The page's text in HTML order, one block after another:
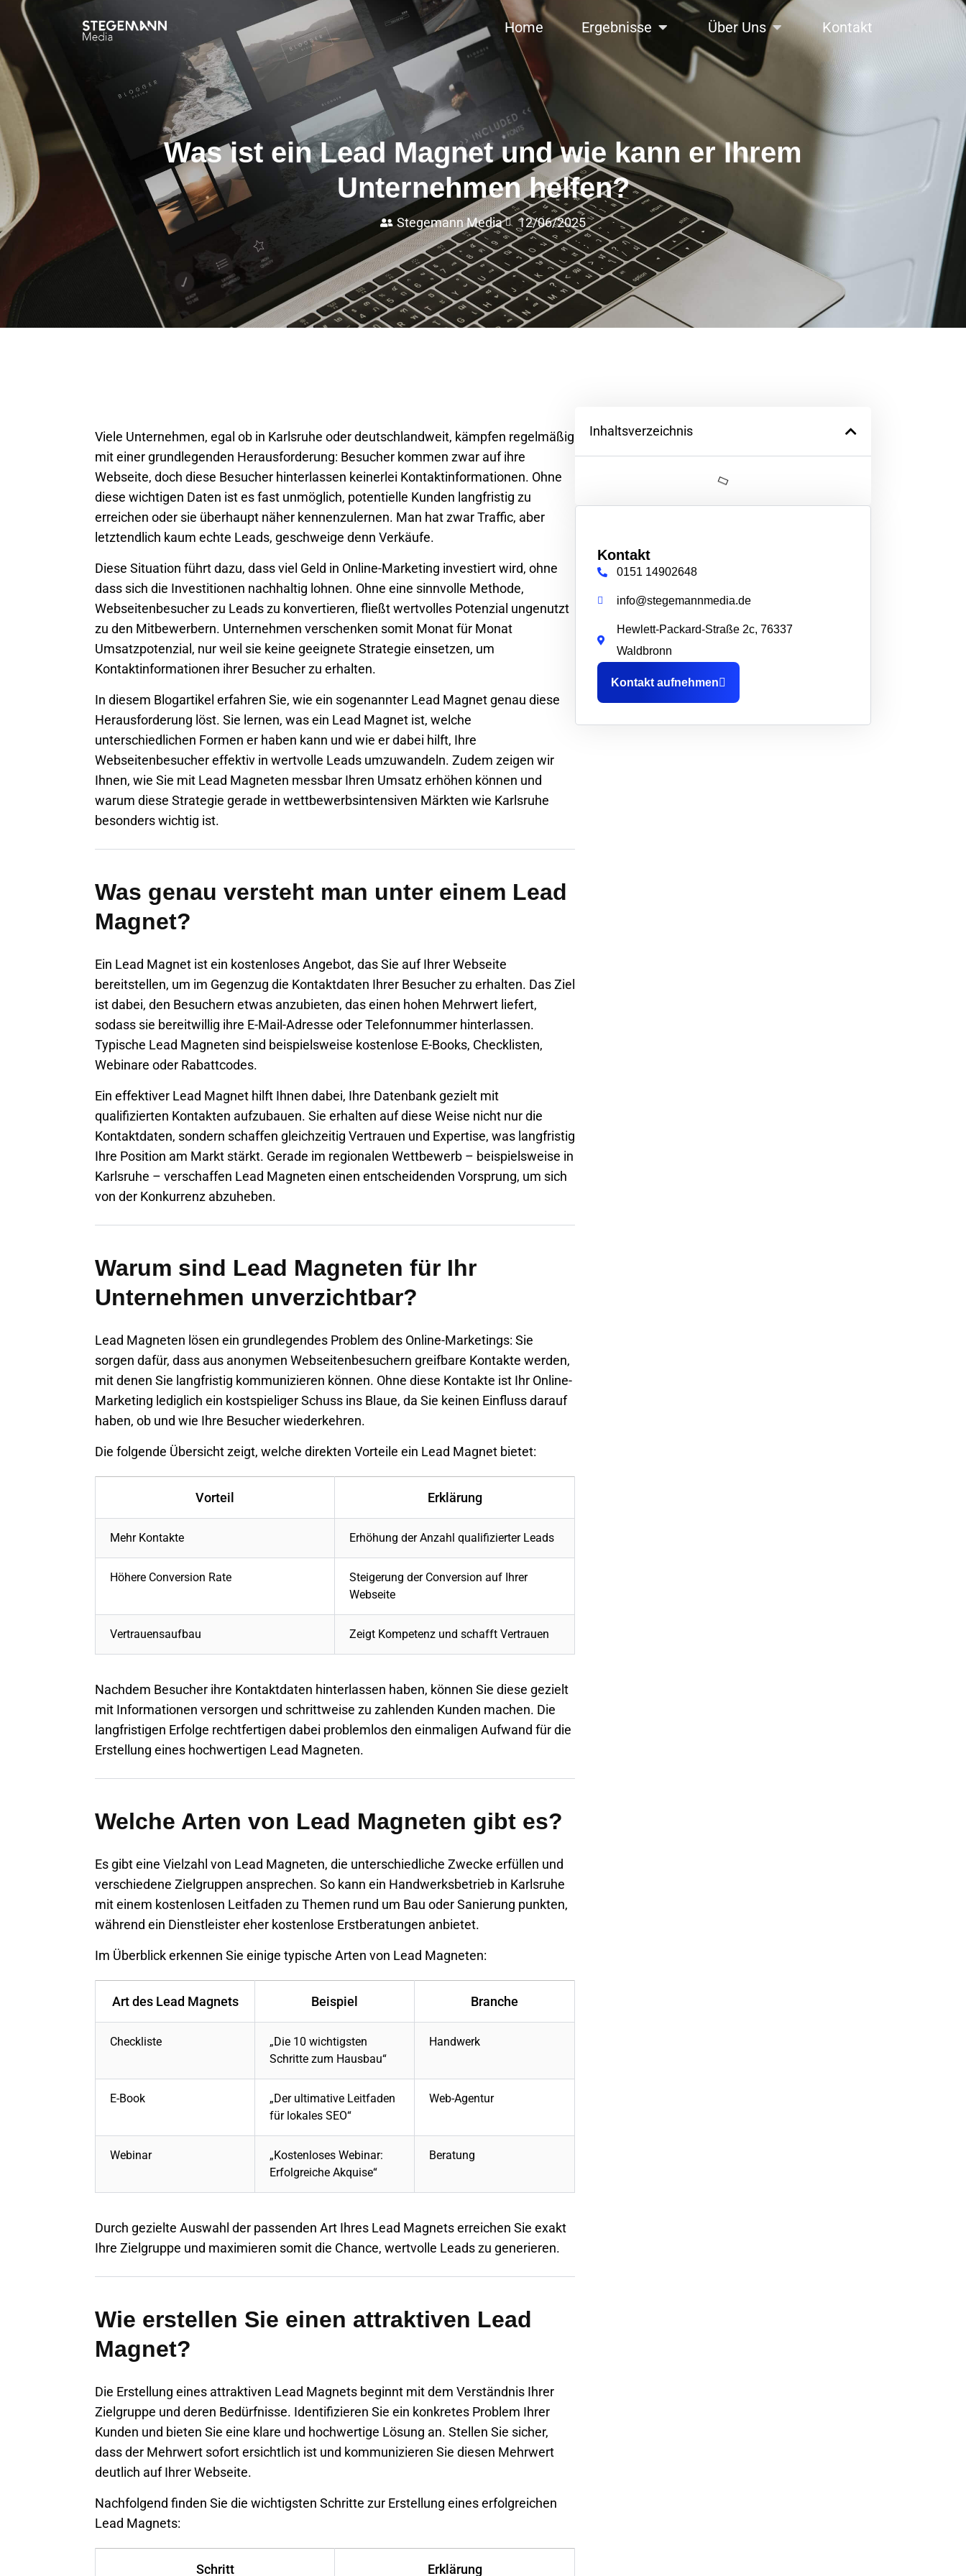
Home Ergebnisse Über Uns Kontakt
Was ist ein Lead Magnet und wie kann er Ihrem
Unternehmen helfen?
Stegemann Media 12/06/2025
Viele Unternehmen, egal ob in Karlsruhe oder deutschlandweit, kämpfen regelmäßig
mit einer grundlegenden Herausforderung: Besucher kommen zwar auf ihre
Webseite, doch diese Besucher hinterlassen keinerlei Kontaktinformationen. Ohne
diese wichtigen Daten ist es fast unmöglich, potentielle Kunden langfristig zu
erreichen oder sie überhaupt näher kennenzulernen. Man hat zwar Traffic, aber
letztendlich kaum echte Leads, geschweige denn Verkäufe.
Diese Situation führt dazu, dass viel Geld in Online-Marketing investiert wird, ohne
dass sich die Investitionen nachhaltig lohnen. Ohne eine sinnvolle Methode,
Webseitenbesucher zu Leads zu konvertieren, fließt wertvolles Potenzial ungenutzt
zu den Mitbewerbern. Unternehmen verschenken somit Monat für Monat
Umsatzpotenzial, nur weil sie keine geeignete Strategie einsetzen, um
Kontaktinformationen ihrer Besucher zu erhalten.
In diesem Blogartikel erfahren Sie, wie ein sogenannter Lead Magnet genau diese
Herausforderung löst. Sie lernen, was ein Lead Magnet ist, welche
unterschiedlichen Formen er haben kann und wie er dabei hilft, Ihre
Webseitenbesucher effektiv in wertvolle Leads umzuwandeln. Zudem zeigen wir
Ihnen, wie Sie mit Lead Magneten messbar Ihren Umsatz erhöhen können und
warum diese Strategie gerade in wettbewerbsintensiven Märkten wie Karlsruhe
besonders wichtig ist.
Was genau versteht man unter einem Lead
Magnet?
Ein Lead Magnet ist ein kostenloses Angebot, das Sie auf Ihrer Webseite
bereitstellen, um im Gegenzug die Kontaktdaten Ihrer Besucher zu erhalten. Das Ziel
ist dabei, den Besuchern etwas anzubieten, das einen hohen Mehrwert liefert,
sodass sie bereitwillig ihre E-Mail-Adresse oder Telefonnummer hinterlassen.
Typische Lead Magneten sind beispielsweise kostenlose E-Books, Checklisten,
Webinare oder Rabattcodes.
Ein effektiver Lead Magnet hilft Ihnen dabei, Ihre Datenbank gezielt mit
qualifizierten Kontakten aufzubauen. Sie erhalten auf diese Weise nicht nur die
Kontaktdaten, sondern schaffen gleichzeitig Vertrauen und Expertise, was langfristig
Ihre Position am Markt stärkt. Gerade im regionalen Wettbewerb – beispielsweise in
Karlsruhe – verschaffen Lead Magneten einen entscheidenden Vorsprung, um sich
von der Konkurrenz abzuheben.
Warum sind Lead Magneten für Ihr
Unternehmen unverzichtbar?
Lead Magneten lösen ein grundlegendes Problem des Online-Marketings: Sie
sorgen dafür, dass aus anonymen Webseitenbesuchern greifbare Kontakte werden,
mit denen Sie langfristig kommunizieren können. Ohne diese Kontakte ist Ihr Online-
Marketing lediglich ein kostspieliger Schuss ins Blaue, da Sie keinen Einfluss darauf
haben, ob und wie Ihre Besucher wiederkehren.
Die folgende Übersicht zeigt, welche direkten Vorteile ein Lead Magnet bietet:
Vorteil Erklärung
Mehr Kontakte Erhöhung der Anzahl qualifizierter Leads
Höhere Conversion Rate
Steigerung der Conversion auf Ihrer
Webseite
Vertrauensaufbau Zeigt Kompetenz und schafft Vertrauen
Nachdem Besucher ihre Kontaktdaten hinterlassen haben, können Sie diese gezielt
mit Informationen versorgen und schrittweise zu zahlenden Kunden machen. Die
langfristigen Erfolge rechtfertigen dabei problemlos den einmaligen Aufwand für die
Erstellung eines hochwertigen Lead Magneten.
Welche Arten von Lead Magneten gibt es?
Es gibt eine Vielzahl von Lead Magneten, die unterschiedliche Zwecke erfüllen und
verschiedene Zielgruppen ansprechen. So kann ein Handwerksbetrieb in Karlsruhe
mit einem kostenlosen Leitfaden zu Themen rund um Bau oder Sanierung punkten,
während ein Dienstleister eher kostenlose Erstberatungen anbietet.
Im Überblick erkennen Sie einige typische Arten von Lead Magneten:
Art des Lead Magnets Beispiel Branche
Checkliste
„Die 10 wichtigsten
Schritte zum Hausbau“
Handwerk
E-Book
„Der ultimative Leitfaden
für lokales SEO“
Web-Agentur
Webinar
„Kostenloses Webinar:
Erfolgreiche Akquise“
Beratung
Durch gezielte Auswahl der passenden Art Ihres Lead Magnets erreichen Sie exakt
Ihre Zielgruppe und maximieren somit die Chance, wertvolle Leads zu generieren.
Wie erstellen Sie einen attraktiven Lead
Magnet?
Die Erstellung eines attraktiven Lead Magnets beginnt mit dem Verständnis Ihrer
Zielgruppe und deren Bedürfnisse. Identifizieren Sie ein konkretes Problem Ihrer
Kunden und bieten Sie eine klare und hochwertige Lösung an. Stellen Sie sicher,
dass der Mehrwert sofort ersichtlich ist und kommunizieren Sie diesen Mehrwert
deutlich auf Ihrer Webseite.
Nachfolgend finden Sie die wichtigsten Schritte zur Erstellung eines erfolgreichen
Lead Magnets:
Schritt Erklärung
Inhaltsverzeichnis
Kontakt
0151 14902648
info@stegemannmedia.de
Hewlett-Packard-Straße 2c, 76337
Waldbronn
Kontakt aufnehmen